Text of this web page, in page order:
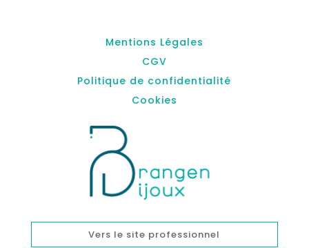
Mentions Légales
CGV
Politique de confidentialité
Cookies
Vers le site professionnel